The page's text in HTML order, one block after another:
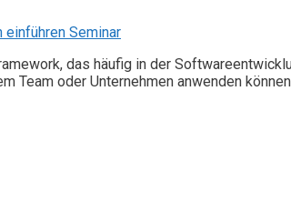
einführen Seminar
das häufig in der
oder Unternehmen anwenden